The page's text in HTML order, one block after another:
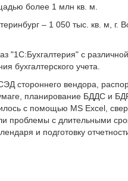
более 1 млн кв. м.
– 1 050 тыс. кв. м, г.
"1С:Бухгалтерия" с
бухгалтерского учета.
стороннего вендора,
планирование БДДС и
с помощью MS Excel,
проблемы с длительными
и подготовку